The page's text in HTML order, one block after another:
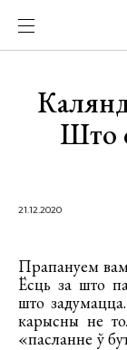
Што
21.12.2020
Прапануем вам
Ёсць за што
што
карысны не
«пасланне ў